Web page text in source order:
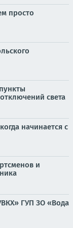
просто
света
начинается с
и
ГУП ЗО «Вода